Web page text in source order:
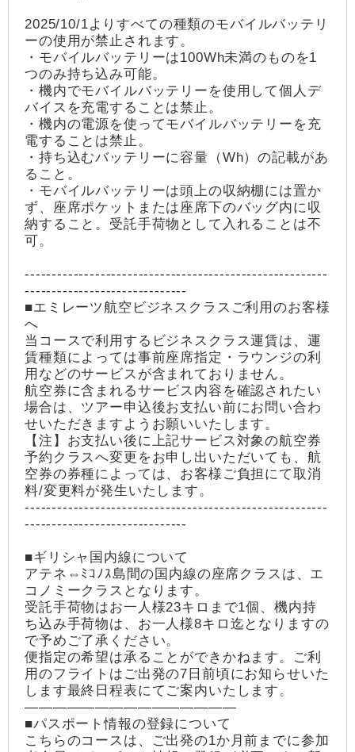
2025/10/1よりすべての種類のモバイルバッテリ
ーの使用が禁止されます。
・モバイルバッテリーは100Wh未満のものを1
つのみ持ち込み可能。
・機内でモバイルバッテリーを使用して個人デ
バイスを充電することは禁止。
・機内の電源を使ってモバイルバッテリーを充
電することは禁止。
・持ち込むバッテリーに容量（Wh）の記載があ
ること。
・モバイルバッテリーは頭上の収納棚には置か
ず、座席ポケットまたは座席下のバッグ内に収
納すること。受託手荷物として入れることは不
可。
--------------------------------------------------------
------------------------------
■エミレーツ航空ビジネスクラスご利用のお客様
へ
当コースで利用するビジネスクラス運賃は、運
賃種類によっては事前座席指定・ラウンジの利
用などのサービスが含まれておりません。
航空券に含まれるサービス内容を確認されたい
場合は、ツアー申込後お支払い前にお問い合わ
せいただきますようお願いいたします。
【注】お支払い後に上記サービス対象の航空券
予約クラスへ変更をお申し出いただいても、航
空券の券種によっては、お客様ご負担にて取消
料/変更料が発生いたします。
--------------------------------------------------------
------------------------------
■ギリシャ国内線について
アテネ⇔ﾐｺﾉｽ島間の国内線の座席クラスは、エ
コノミークラスとなります。
受託手荷物はお一人様23キロまで1個、機内持
ち込み手荷物は、お一人様8キロ迄となりますの
で予めご了承ください。
便指定の希望は承ることができかねます。ご利
用のフライトはご出発の7日前頃にお知らせいた
します最終日程表にてご案内いたします。
―――――――――――――――
■パスポート情報の登録について
こちらのコースは、ご出発の1か月前までに参加